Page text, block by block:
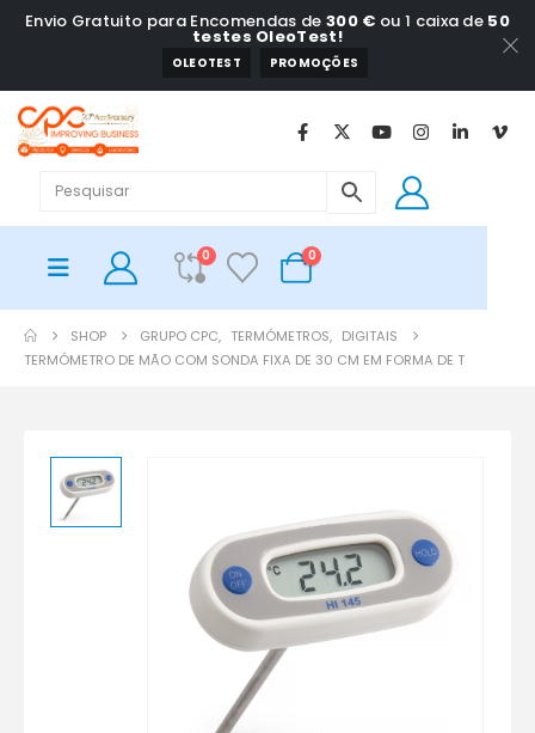
Envio Gratuito para Encomendas de 300 € ou 1 caixa de 50
testes OleoTest!
OLEOTEST PROMOÇÕES
0 0
SHOP GRUPO CPC, TERMÓMETROS, DIGITAIS
TERMÓMETRO DE MÃO COM SONDA FIXA DE 30 CM EM FORMA DE T